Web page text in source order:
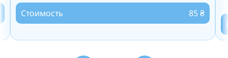
Стоимость
85 ₴